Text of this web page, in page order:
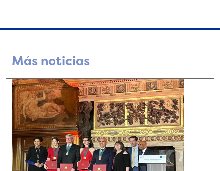
Más noticias